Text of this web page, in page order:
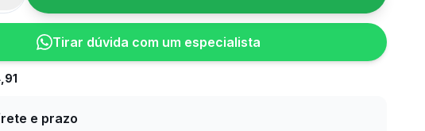
Tirar dúvida com um especialista
e prazo